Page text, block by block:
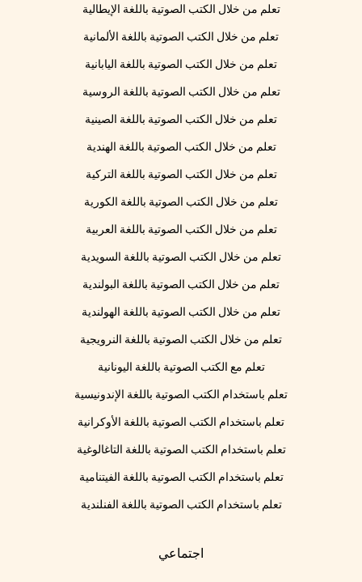
تعلم من خلال الكتب الصوتية باللغة الإيطالية
تعلم من خلال الكتب الصوتية باللغة الألمانية
تعلم من خلال الكتب الصوتية باللغة اليابانية
تعلم من خلال الكتب الصوتية باللغة الروسية
تعلم من خلال الكتب الصوتية باللغة الصينية
تعلم من خلال الكتب الصوتية باللغة الهندية
تعلم من خلال الكتب الصوتية باللغة التركية
تعلم من خلال الكتب الصوتية باللغة الكورية
تعلم من خلال الكتب الصوتية باللغة العربية
تعلم من خلال الكتب الصوتية باللغة السويدية
تعلم من خلال الكتب الصوتية باللغة البولندية
تعلم من خلال الكتب الصوتية باللغة الهولندية
تعلم من خلال الكتب الصوتية باللغة النرويجية
تعلم مع الكتب الصوتية باللغة اليونانية
تعلم باستخدام الكتب الصوتية باللغة الإندونيسية
تعلم باستخدام الكتب الصوتية باللغة الأوكرانية
تعلم باستخدام الكتب الصوتية باللغة التاغالوغية
تعلم باستخدام الكتب الصوتية باللغة الفيتنامية
تعلم باستخدام الكتب الصوتية باللغة الفنلندية
اجتماعي